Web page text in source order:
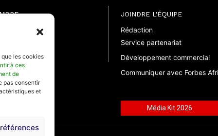
les cookies
à ces
de
pas consentir
et
JOINDRE L'ÉQUIPE
Rédaction
Service partenariat
Développement commercial
Communiquer avec Forbes
Média Kit 2026